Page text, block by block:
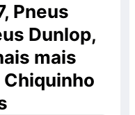
Pneus
Dunlop,
mais